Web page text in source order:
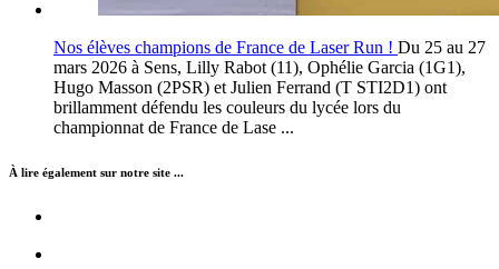
Nos élèves champions de France de Laser Run ! Du 25 au 27
mars 2026 à Sens, Lilly Rabot (11), Ophélie Garcia (1G1),
Hugo Masson (2PSR) et Julien Ferrand (T STI2D1) ont
brillamment défendu les couleurs du lycée lors du
championnat de France de Lase ...
À lire également sur notre site ...